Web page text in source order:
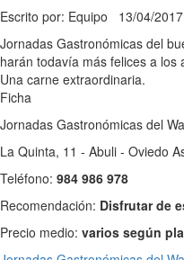
Escrito por: Equipo 13/04/2017
Jornadas Gastronómicas del
harán todavía más felices a los
Una carne extraordinaria.
Ficha
Jornadas Gastronómicas del
La Quinta, 11 - Abuli - Oviedo
Teléfono: 984 986 978
Recomendación: Disfrutar de
Precio medio: varios según